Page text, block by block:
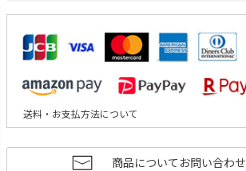
送料・お支払方法について
商品についてお問い合わせ